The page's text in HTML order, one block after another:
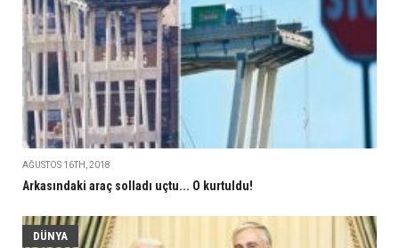
AĞUSTOS 16TH, 2018
Arkasındaki araç solladı uçtu... O kurtuldu!
DÜNYA